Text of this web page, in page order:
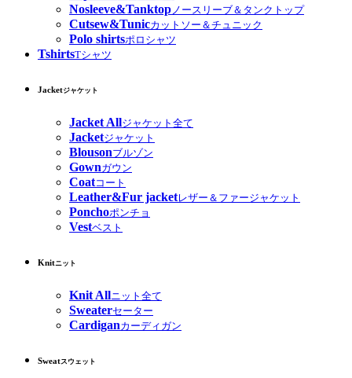
Nosleeve&Tanktop ノースリーブ＆タンクトップ
Cutsew&Tunicカットソー＆チュニック
Polo shirtsポロシャツ
TshirtsTシャツ
Jacketジャケット
Jacket Allジャケット全て
Jacketジャケット
Blousonブルゾン
Gownガウン
Coatコート
Leather&Fur jacketレザー＆ファージャケット
Ponchoポンチョ
Vestベスト
Knitニット
Knit Allニット全て
Sweaterセーター
Cardiganカーディガン
Sweatスウェット